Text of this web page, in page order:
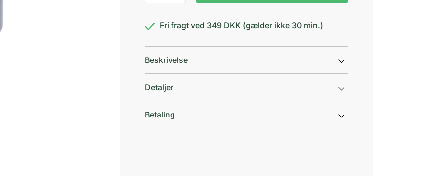
Fri fragt ved 349 DKK (gælder ikke 30 min.)
Beskrivelse
Detaljer
Betaling